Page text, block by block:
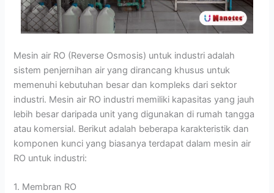
Mesin air RO (Reverse Osmosis) untuk industri adalah
sistem penjernihan air yang dirancang khusus untuk
memenuhi kebutuhan besar dan kompleks dari sektor
industri. Mesin air RO industri memiliki kapasitas yang jauh
lebih besar daripada unit yang digunakan di rumah tangga
atau komersial. Berikut adalah beberapa karakteristik dan
komponen kunci yang biasanya terdapat dalam mesin air
RO untuk industri:
1. Membran RO